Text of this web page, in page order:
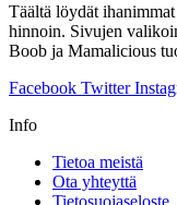
Täältä löydät
hinnoin. Sivujen
Boob ja Mamalicious
Facebook Twitter
Info
Tietoa meistä
Ota yhteyttä
Tietosuojaseloste